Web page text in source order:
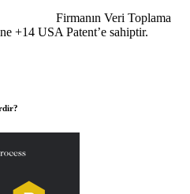
Firmanın Veri Toplama
+14 USA Patent’e sahiptir.